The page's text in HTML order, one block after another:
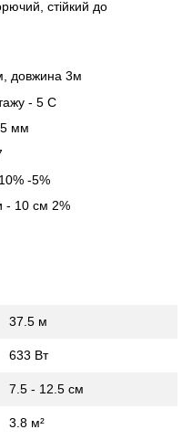
стійкий до
довжина 3м
- 5 С
мм
-5%
- 10 см 2%
37.5 м
633 Вт
7.5 - 12.5 см
3.8 м²